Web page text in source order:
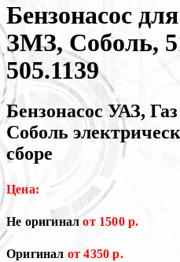
Бензонасос
ЗМЗ, Соболь,
505.1139
Бензонасос УАЗ,
Соболь
сборе
Цена:
Не оригинал от 1500 р.
Оригинал от 4350 р.